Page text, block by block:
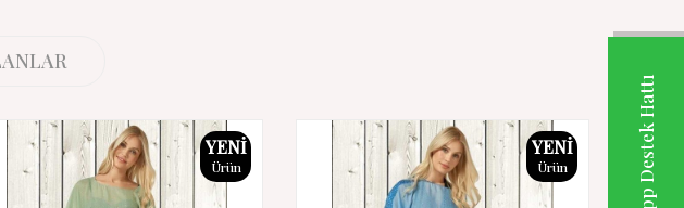
YENI
Ürün
YENI
Ürün